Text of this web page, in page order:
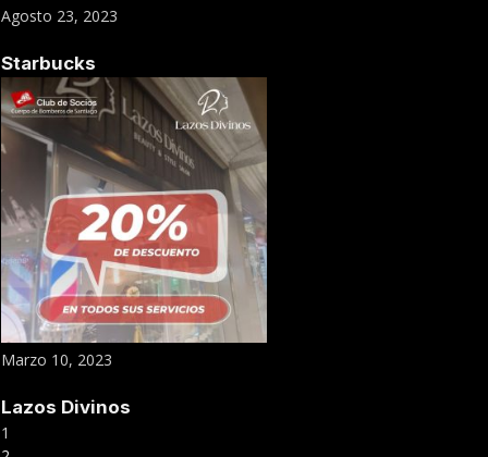
Agosto 23, 2023
Starbucks
Marzo 10, 2023
Lazos Divinos
1